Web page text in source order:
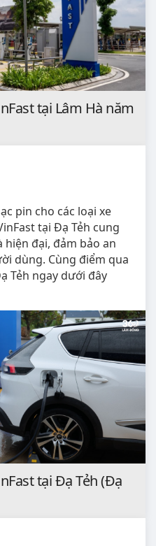
tại Lâm Hà năm
pin cho các loại xe
tại Đạ Tẻh cung
hiện đại, đảm bảo an
dùng. Cùng điểm qua
Tẻh ngay dưới đây
tại Đạ Tẻh (Đạ